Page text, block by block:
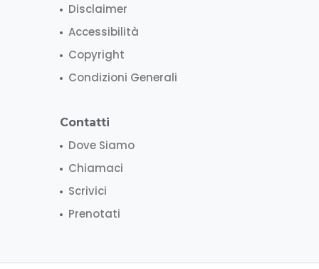
Disclaimer
Accessibilità
Copyright
Condizioni Generali
Contatti
Dove Siamo
Chiamaci
Scrivici
Prenotati